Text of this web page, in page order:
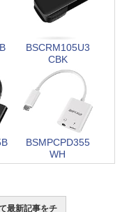
BSCRM105U3
CBK
BSMPCPD355
WH
最新記事をチ